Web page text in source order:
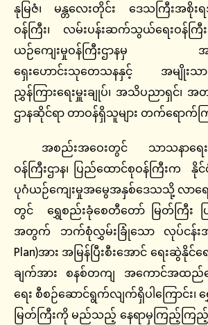
နုမြဇံ၊ မန္တလေးတိုင်း ဒေသကြီးအစို
ဝန်ကြီး၊ လမ်းပန်းဆက်သွယ်ရေးဝန်ကြီ
ယဉ်ကျေးမှုဝန်ကြီးဌာနမှ အမြဲ
ရှေးဟောင်းသုတေသနနှင့် အမျိုးသား
ညွှန်ကြားရေးမှူးချုပ်၊ အသိပညာရှင်၊ အ
ဌာနဆိုင်ရာ တာဝန်ရှိသူများ တက်ရောက်
အစည်းအဝေးတွင် သာသနာရေ
ဝန်ကြီးဌာန၊ ပြည်ထောင်စုဝန်ကြီးက
ပုဂံယဉ်ကျေးမှုအမွေအနှစ်ဒေသသို့ လာရ
တွင် ရွှေစည်းခုံစေတီတော် မြတ်ကြီး ပြု
အတွက် ဘက်စုံလွှမ်းခြုံသော လုပ်ငန်းအ
Plan)အား အမြန်ပြီးစီးအောင် ရေးဆွဲနိုင်
ချက်အား စနစ်တကျ အကောင်အထည်
ရေး စီစဉ်ဆောင်ရွက်လျက်ရှိပါကြောင်း
မြတ်ကြီးကို မည်သည့် နေရာမှကြည့်ကြ